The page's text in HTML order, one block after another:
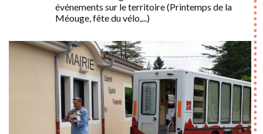
événements sur le territoire (Printemps de la
Méouge, fête du vélo,...)